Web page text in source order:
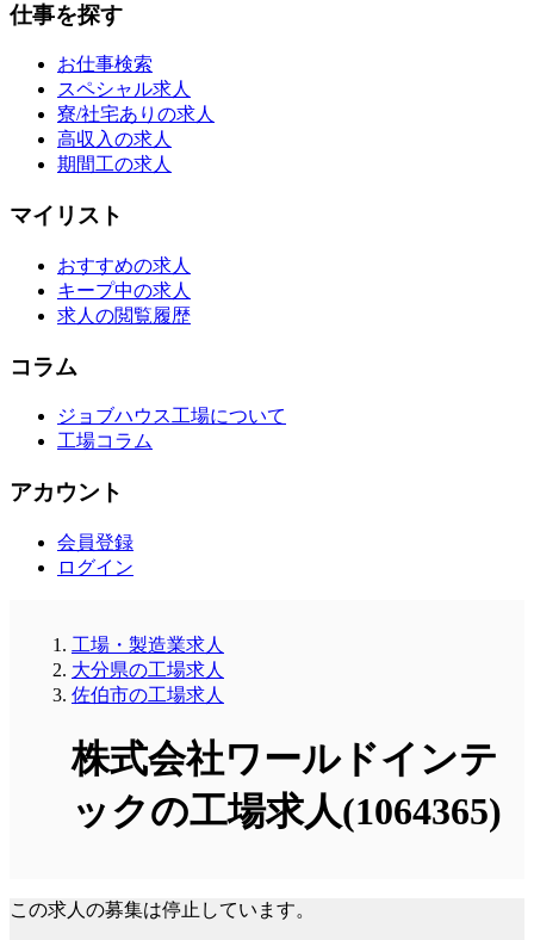
仕事を探す
お仕事検索
スペシャル求人
寮/社宅ありの求人
高収入の求人
期間工の求人
マイリスト
おすすめの求人
キープ中の求人
求人の閲覧履歴
コラム
ジョブハウス工場について
工場コラム
アカウント
会員登録
ログイン
工場・製造業求人
大分県の工場求人
佐伯市の工場求人
株式会社ワールドインテ
ックの工場求人(1064365)
この求人の募集は停止しています。